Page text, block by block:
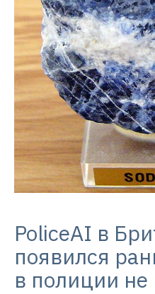
PoliceAI в
появился
в полиции